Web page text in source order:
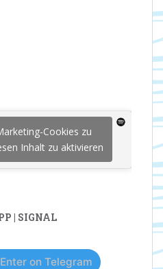
Cookies zu
Inhalt zu aktivieren
| SIGNAL
on Telegram